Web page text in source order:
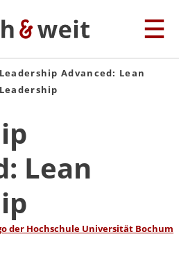
Leadership Advanced: Lean
Leadership
Lean